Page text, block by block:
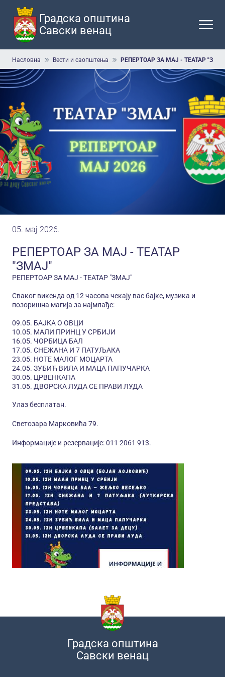
Прескочи
главни
садржаја
Градска општина
Савски венац
Мрвице
Насловна Вести и саопштења РЕПЕРТОАР ЗА МАЈ - ТЕАТАР
05. мај 2026.
РЕПЕРТОАР ЗА МАЈ - ТЕАТАР
"ЗМАЈ"
РЕПЕРТОАР ЗА МАЈ - ТЕАТАР "ЗМАЈ"
Сваког викенда од 12 часова чекају вас бајке, музика и
позоришна магија за најмлађе:
09.05. БАЈКА О ОВЦИ
10.05. МАЛИ ПРИНЦ У СРБИЈИ
16.05. ЧОРБИЦА БАЛ
17.05. СНЕЖАНА И 7 ПАТУЉАКА
23.05. НОТЕ МАЛОГ МОЦАРТА
24.05. ЗУБИЋ ВИЛА И МАЦА ПАПУЧАРКА
30.05. ЦРВЕНКАПА
31.05. ДВОРСКА ЛУДА СЕ ПРАВИ ЛУДА
Улаз бесплатан.
Светозара Марковића 79.
Информације и резервације: 011 2061 913.
Градска општина
Савски венац